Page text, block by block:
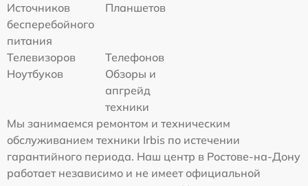
Источников
бесперебойного
питания
Планшетов
Телевизоров
Телефонов
Ноутбуков
Обзоры и
апгрейд
техники
Мы занимаемся ремонтом и техническим
обслуживанием техники Irbis по истечении
гарантийного периода. Наш центр в Ростове-на-Дону
работает независимо и не имеет официальной